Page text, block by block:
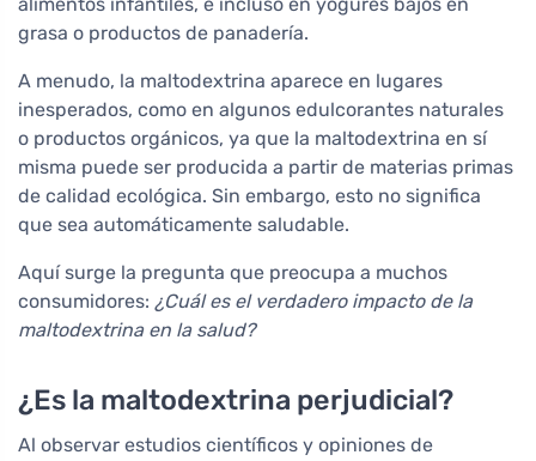
grasa o productos de panadería.
A menudo, la maltodextrina aparece en lugares
inesperados, como en algunos edulcorantes naturales
o productos orgánicos, ya que la maltodextrina en sí
misma puede ser producida a partir de materias primas
de calidad ecológica. Sin embargo, esto no significa
que sea automáticamente saludable.
Aquí surge la pregunta que preocupa a muchos
consumidores: ¿Cuál es el verdadero impacto de la
maltodextrina en la salud?
¿Es la maltodextrina perjudicial?
Al observar estudios científicos y opiniones de